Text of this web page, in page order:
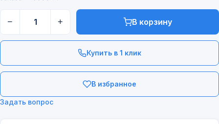
− + В корзину
Купить в 1 клик
В избранное
Задать вопрос